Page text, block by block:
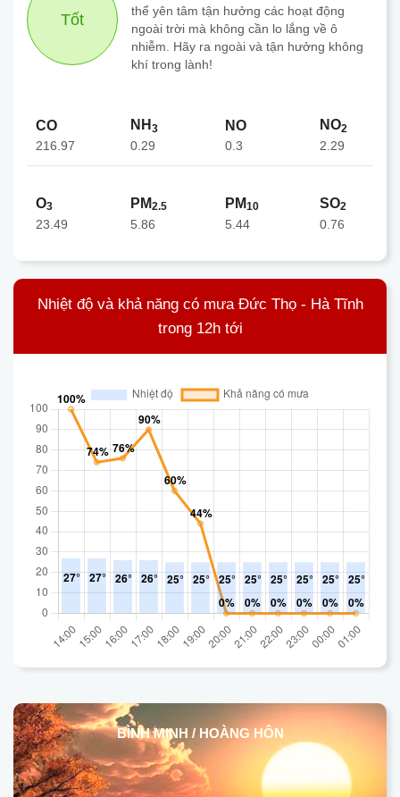
Tốt
thể yên tâm tận hưởng các hoạt động
ngoài trời mà không cần lo lắng về ô
nhiễm. Hãy ra ngoài và tận hưởng không
khí trong lành!
CO
216.97
NH 3
0.29
NO
0.3
NO2
2.29
O3
23.49
PM2.5
5.86
PM10
5.44
SO2
0.76
Nhiệt độ và khả năng có mưa Đức Thọ - Hà Tĩnh
trong 12h tới
BÌNH MINH / HOÀNG HÔN